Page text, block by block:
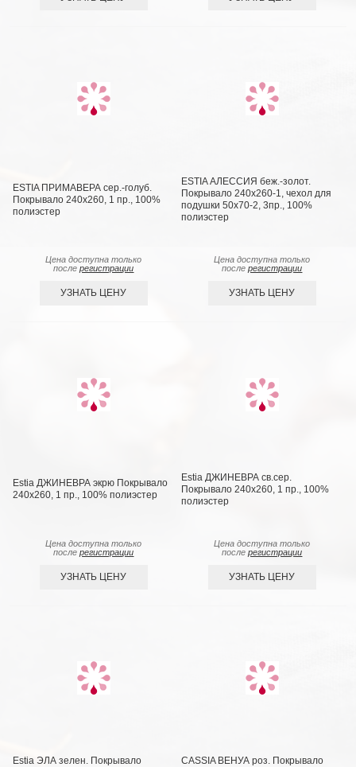
ESTIA ПРИМАВЕРА сер.-голуб.
Покрывало 240х260, 1 пр., 100%
полиэстер
Цена доступна только
послерегистрации
УЗНАТЬ ЦЕНУ
ESTIA АЛЕССИЯ беж.-золот.
Покрывало 240х260-1, чехол для
подушки 50х70-2, 3пр., 100%
полиэстер
Цена доступна только
послерегистрации
УЗНАТЬ ЦЕНУ
Estia ДЖИНЕВРА экрю Покрывало
240х260, 1 пр., 100% полиэстер
Цена доступна только
послерегистрации
УЗНАТЬ ЦЕНУ
Estia ДЖИНЕВРА св.сер.
Покрывало 240х260, 1 пр., 100%
полиэстер
Цена доступна только
послерегистрации
УЗНАТЬ ЦЕНУ
Estia ЭЛА зелен. Покрывало CASSIA ВЕНУА роз. Покрывало